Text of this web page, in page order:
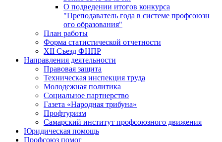
О подведении итогов конкурса
"Преподаватель года в системе профсоюзн
ого образования"
План работы
Форма статистической отчетности
XII Съезд ФНПР
Направления деятельности
Правовая защита
Техническая инспекция труда
Молодежная политика
Социальное партнерство
Газета «Народная трибуна»
Профтуризм
Самарский институт профсоюзного движения
Юридическая помощь
Профсоюз помог